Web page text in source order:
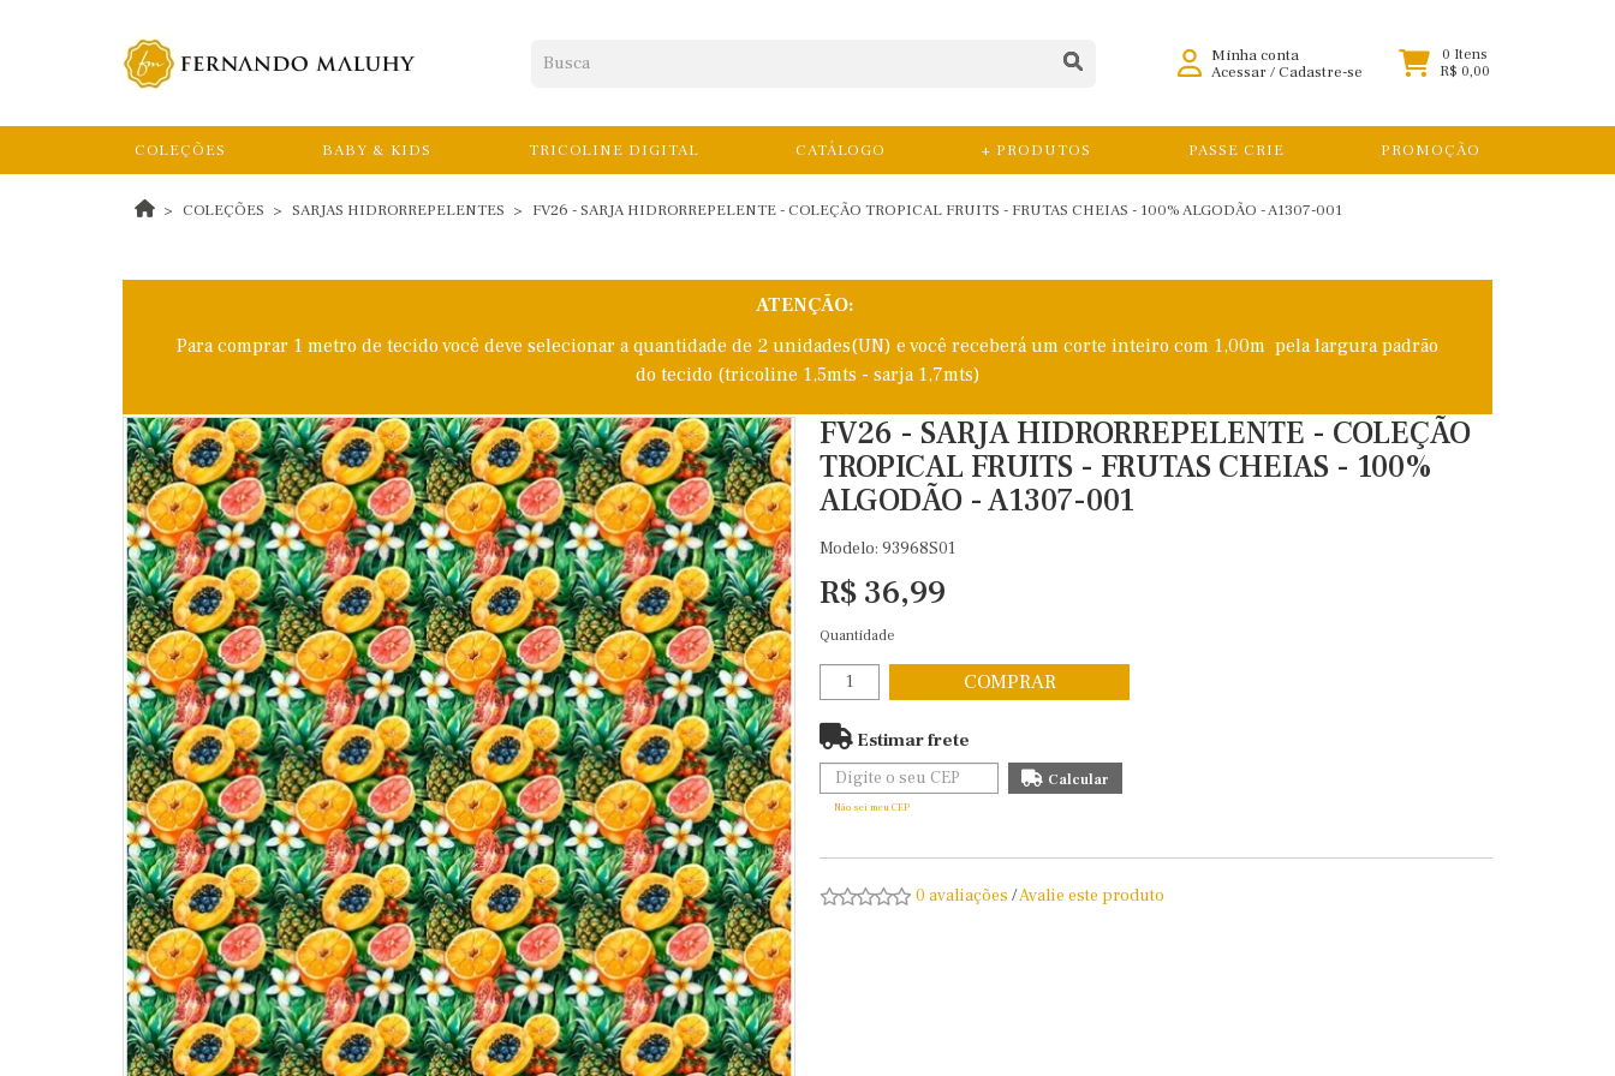
Minha conta
Acessar/Cadastre-se
0 Itens
R$ 0,00
COLEÇÕES BABY & KIDS TRICOLINE DIGITAL CATÁLOGO + PRODUTOS PASSE CRIE PROMOÇÃO
COLEÇÕES SARJAS HIDRORREPELENTES FV26 - SARJA HIDRORREPELENTE - COLEÇÃO TROPICAL FRUITS - FRUTAS CHEIAS - 100% ALGODÃO - A1307-001
ATENÇÃO:
Para comprar 1 metro de tecido você deve selecionar a quantidade de 2 unidades(UN) e você receberá um corte inteiro com 1,00m pela largura padrão
do tecido (tricoline 1,5mts - sarja 1,7mts)
FV26 - SARJA HIDRORREPELENTE - COLEÇÃO
TROPICAL FRUITS - FRUTAS CHEIAS - 100%
ALGODÃO - A1307-001
Modelo: 93968S01
R$ 36,99
Quantidade
COMPRAR
Estimar frete
Não sei meu CEP
0 avaliações /Avalie este produto